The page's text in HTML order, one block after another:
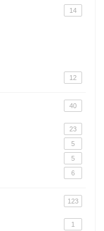
14
12
40
23
5
5
6
123
1